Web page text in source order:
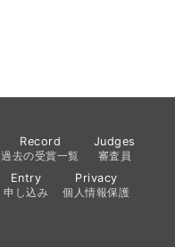
Record
過去の受賞一覧
Judges
審査員
Entry
申し込み
Privacy
個人情報保護